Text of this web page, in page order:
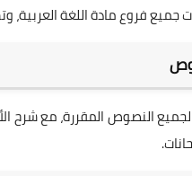
جميع فروع مادة اللغة العربية،
النصوص المقررة، مع شرح